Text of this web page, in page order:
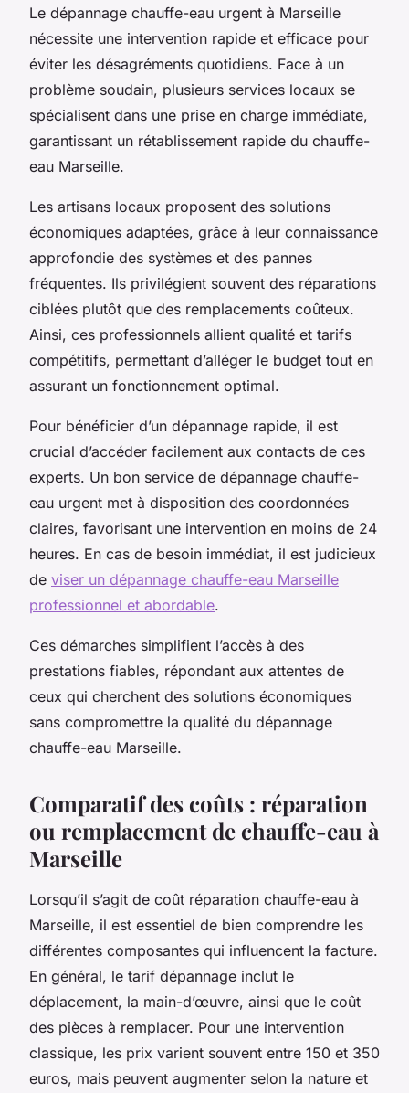
Le dépannage chauffe-eau urgent à Marseille
nécessite une intervention rapide et efficace pour
éviter les désagréments quotidiens. Face à un
problème soudain, plusieurs services locaux se
spécialisent dans une prise en charge immédiate,
garantissant un rétablissement rapide du chauffe-
eau Marseille.
Les artisans locaux proposent des solutions
économiques adaptées, grâce à leur connaissance
approfondie des systèmes et des pannes
fréquentes. Ils privilégient souvent des réparations
ciblées plutôt que des remplacements coûteux.
Ainsi, ces professionnels allient qualité et tarifs
compétitifs, permettant d’alléger le budget tout en
assurant un fonctionnement optimal.
Pour bénéficier d’un dépannage rapide, il est
crucial d’accéder facilement aux contacts de ces
experts. Un bon service de dépannage chauffe-
eau urgent met à disposition des coordonnées
claires, favorisant une intervention en moins de 24
heures. En cas de besoin immédiat, il est judicieux
de viser un dépannage chauffe-eau Marseille
professionnel et abordable.
Ces démarches simplifient l’accès à des
prestations fiables, répondant aux attentes de
ceux qui cherchent des solutions économiques
sans compromettre la qualité du dépannage
chauffe-eau Marseille.
Comparatif des coûts : réparation
ou remplacement de chauffe-eau à
Marseille
Lorsqu’il s’agit de coût réparation chauffe-eau à
Marseille, il est essentiel de bien comprendre les
différentes composantes qui influencent la facture.
En général, le tarif dépannage inclut le
déplacement, la main-d’œuvre, ainsi que le coût
des pièces à remplacer. Pour une intervention
classique, les prix varient souvent entre 150 et 350
euros, mais peuvent augmenter selon la nature et